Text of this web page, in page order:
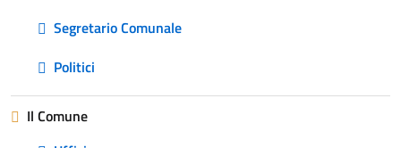
Segretario Comunale
Politici
Il Comune